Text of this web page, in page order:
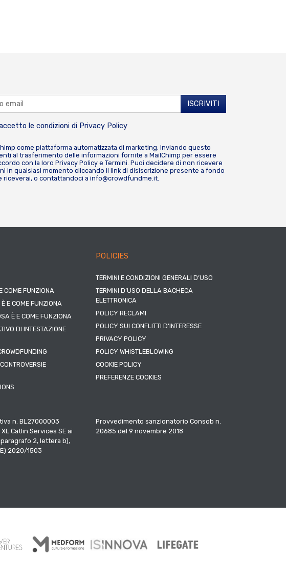
le condizioni di Privacy Policy
come piattaforma automatizzata di marketing. Inviando questo
al trasferimento delle informazioni fornite a MailChimp per essere
con la loro Privacy Policy e Termini. Puoi decidere di non ricevere
in qualsiasi momento cliccando il link di disiscrizione presente a fondo
riceverai, o contattandoci a info@crowdfundme.it.
COME FUNZIONA
E COME FUNZIONA
È E COME FUNZIONA
DI INTESTAZIONE
POLICIES
TERMINI E CONDIZIONI GENERALI D’USO
TERMINI D’USO DELLA BACHECA
ELETTRONICA
POLICY RECLAMI
POLICY SUI CONFLITTI D’INTERESSE
PRIVACY POLICY
POLICY WHISTLEBLOWING
COOKIE POLICY
PREFERENZE COOKIES
n. BL27000003
Catlin Services SE ai
paragrafo 2, lettera b),
2020/1503
Provvedimento sanzionatorio Consob n.
20685 del 9 novembre 2018